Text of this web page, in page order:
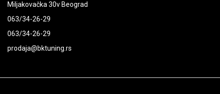
Miljakovačka 30v Beograd
063/34-26-29
063/34-26-29
prodaja@bktuning.rs